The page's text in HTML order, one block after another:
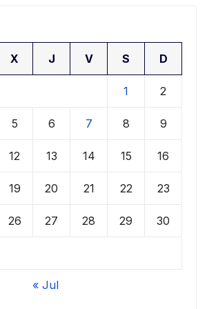
X J V S D
1 2
5 6 7 8 9
12 13 14 15 16
19 20 21 22 23
26 27 28 29 30
« Jul